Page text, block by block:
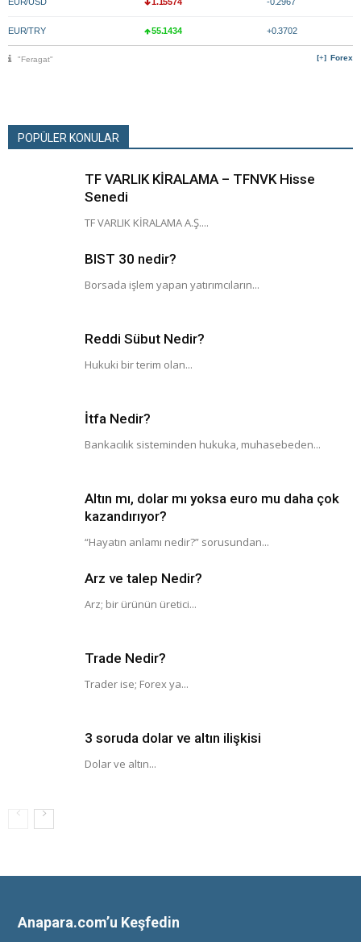
EUR/TRY 55.1434 +0.3702
Forex
"Feragat"
POPÜLER KONULAR
TF VARLIK KİRALAMA – TFNVK Hisse
Senedi
TF VARLIK KİRALAMA A.Ş....
BIST 30 nedir?
Borsada işlem yapan yatırımcıların...
Reddi Sübut Nedir?
Hukuki bir terim olan...
İtfa Nedir?
Bankacılık sisteminden hukuka, muhasebeden...
Altın mı, dolar mı yoksa euro mu daha çok
kazandırıyor?
“Hayatın anlamı nedir?” sorusundan...
Arz ve talep Nedir?
Arz; bir ürünün üretici...
Trade Nedir?
Trader ise; Forex ya...
3 soruda dolar ve altın ilişkisi
Dolar ve altın...
Anapara.com’u Keşfedin